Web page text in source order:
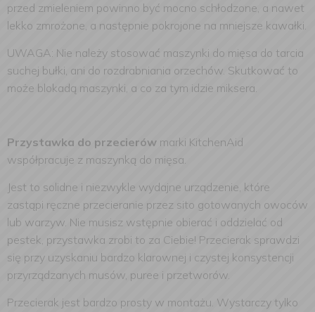
przed zmieleniem powinno być mocno schłodzone, a nawet
lekko zmrożone, a następnie pokrojone na mniejsze kawałki.
UWAGA: Nie należy stosować maszynki do mięsa do tarcia
suchej bułki, ani do rozdrabniania orzechów. Skutkować to
może blokadą maszynki, a co za tym idzie miksera.
Przystawka do przecierów marki KitchenAid
współpracuje z maszynką do mięsa.
Jest to solidne i niezwykle wydajne urządzenie, które
zastąpi ręczne przecieranie przez sito gotowanych owoców
lub warzyw. Nie musisz wstępnie obierać i oddzielać od
pestek, przystawka zrobi to za Ciebie! Przecierak sprawdzi
się przy uzyskaniu bardzo klarownej i czystej konsystencji
przyrządzanych musów, puree i przetworów.
Przecierak jest bardzo prosty w montażu. Wystarczy tylko